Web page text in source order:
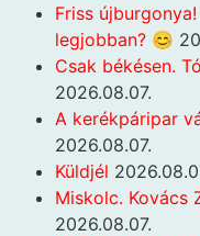
Friss
legjobban? 😊
Csak békésen.
2026.08.07.
A kerékpáripar
2026.08.07.
Küldjél
Miskolc. Kovács
2026.08.07.